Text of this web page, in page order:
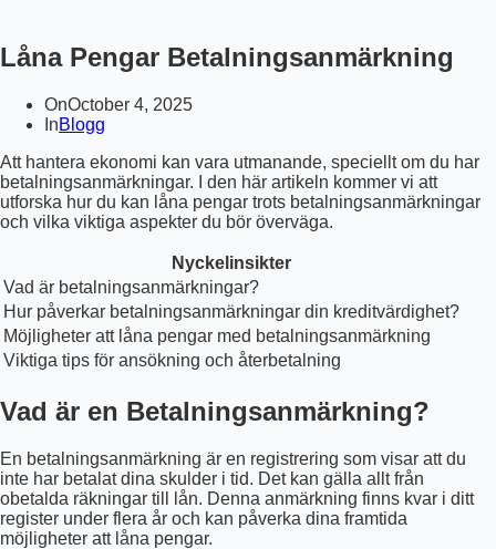
Låna Pengar Betalningsanmärkning
OnOctober 4, 2025
InBlogg
Att hantera ekonomi kan vara utmanande, speciellt om du har
betalningsanmärkningar. I den här artikeln kommer vi att
utforska hur du kan låna pengar trots betalningsanmärkningar
och vilka viktiga aspekter du bör överväga.
Nyckelinsikter
Vad är betalningsanmärkningar?
Hur påverkar betalningsanmärkningar din kreditvärdighet?
Möjligheter att låna pengar med betalningsanmärkning
Viktiga tips för ansökning och återbetalning
Vad är en Betalningsanmärkning?
En betalningsanmärkning är en registrering som visar att du
inte har betalat dina skulder i tid. Det kan gälla allt från
obetalda räkningar till lån. Denna anmärkning finns kvar i ditt
register under flera år och kan påverka dina framtida
möjligheter att låna pengar.